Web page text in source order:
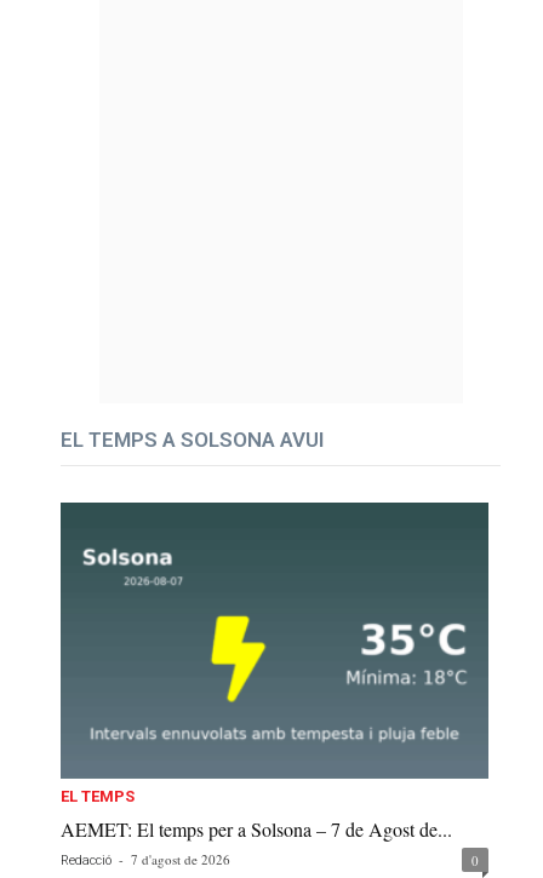
EL TEMPS A SOLSONA AVUI
EL TEMPS
AEMET: El temps per a Solsona – 7 de Agost de...
Redacció - 7 d'agost de 2026 0